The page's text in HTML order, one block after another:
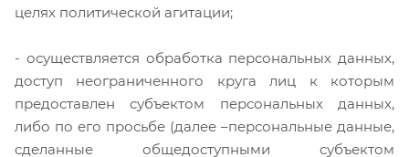
целях политической агитации;
- осуществляется обработка персональных данных,
доступ неограниченного круга лиц к которым
предоставлен субъектом персональных данных,
либо по его просьбе (далее –персональные данные,
сделанные общедоступными субъектом